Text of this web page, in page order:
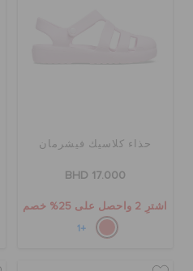
حذاء كلاسيك فيشرمان
BHD 17.000
اشترِ 2 واحصل على 25% خصم
+1